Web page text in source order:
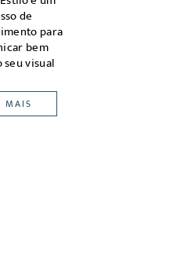
de
para
bem
visual
MAIS